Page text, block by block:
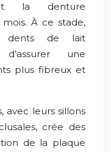
la denture
À ce stade,
dents de lait
une
plus fibreux et
avec leurs sillons
crée des
de la plaque